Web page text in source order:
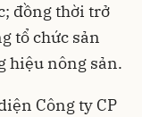
đồng thời trở
tổ chức sản
hiệu nông sản.
Công ty CP